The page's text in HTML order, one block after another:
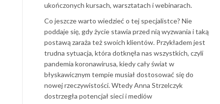
ukończonych kursach, warsztatach i webinarach.
Co jeszcze warto wiedzieć o tej specjalistce? Nie
poddaje się, gdy życie stawia przed nią wyzwania i taką
postawą zaraża też swoich klientów. Przykładem jest
trudna sytuacja, która dotknęła nas wszystkich, czyli
pandemia koronawirusa, kiedy cały świat w
błyskawicznym tempie musiał dostosować się do
nowej rzeczywistości. Wtedy Anna Strzelczyk
dostrzegła potencjał sieci i mediów